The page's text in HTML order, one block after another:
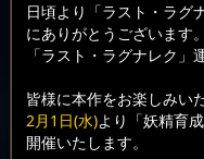
日頃より「ラスト・ラグ
にありがとうございます。
「ラスト・ラグナレク」
皆様に本作をお楽しみい
2月1日(水)より「妖精育
開催いたします。